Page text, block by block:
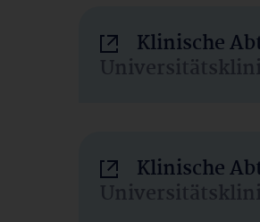
Klinische
Klinische